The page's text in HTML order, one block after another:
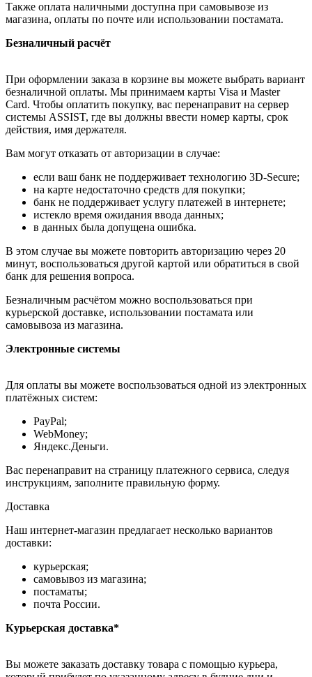
Также оплата наличными доступна при самовывозе из
магазина, оплаты по почте или использовании постамата.
Безналичный расчёт
При оформлении заказа в корзине вы можете выбрать вариант
безналичной оплаты. Мы принимаем карты Visa и Master
Card. Чтобы оплатить покупку, вас перенаправит на сервер
системы ASSIST, где вы должны ввести номер карты, срок
действия, имя держателя.
Вам могут отказать от авторизации в случае:
если ваш банк не поддерживает технологию 3D-Secure;
на карте недостаточно средств для покупки;
банк не поддерживает услугу платежей в интернете;
истекло время ожидания ввода данных;
в данных была допущена ошибка.
В этом случае вы можете повторить авторизацию через 20
минут, воспользоваться другой картой или обратиться в свой
банк для решения вопроса.
Безналичным расчётом можно воспользоваться при
курьерской доставке, использовании постамата или
самовывоза из магазина.
Электронные системы
Для оплаты вы можете воспользоваться одной из электронных
платёжных систем:
PayPal;
WebMoney;
Яндекс.Деньги.
Вас перенаправит на страницу платежного сервиса, следуя
инструкциям, заполните правильную форму.
Доставка
Наш интернет-магазин предлагает несколько вариантов
доставки:
курьерская;
самовывоз из магазина;
постаматы;
почта России.
Курьерская доставка*
Вы можете заказать доставку товара с помощью курьера,